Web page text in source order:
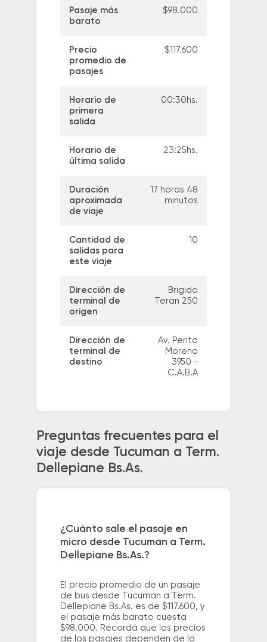
Pasaje más
barato
$98.000
Precio
promedio de
pasajes
$117.600
Horario de
primera
salida
00:30hs.
Horario de
última salida
23:25hs.
Duración
aproximada
de viaje
17 horas 48
minutos
Cantidad de
salidas para
este viaje
10
Dirección de
terminal de
origen
Brigido
Teran 250
Dirección de
terminal de
destino
Av. Perito
Moreno
3950 -
C.A.B.A
Preguntas frecuentes para el
viaje desde Tucuman a Term.
Dellepiane Bs.As.
¿Cuánto sale el pasaje en
micro desde Tucuman a Term.
Dellepiane Bs.As.?
El precio promedio de un pasaje
de bus desde Tucuman a Term.
Dellepiane Bs.As. es de $117.600, y
el pasaje más barato cuesta
$98.000. Recordá que los precios
de los pasajes dependen de la